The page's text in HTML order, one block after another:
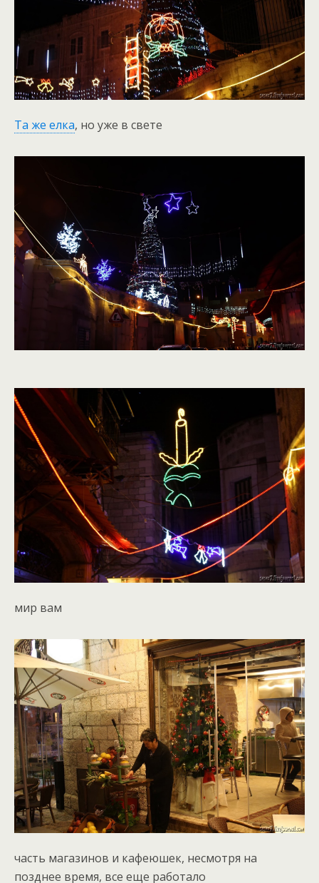
Та же елка, но уже в свете
мир вам
часть магазинов и кафеюшек, несмотря на
позднее время, все еще работало